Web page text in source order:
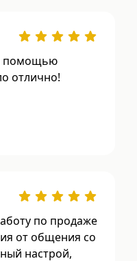
помощью
отлично!
по продаже
от общения со
настрой,